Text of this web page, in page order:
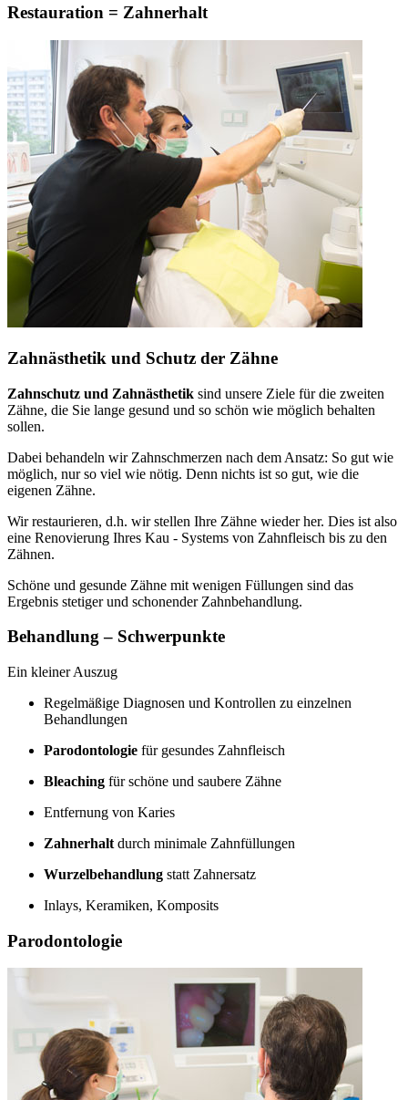
Restauration = Zahnerhalt
Zahnästhetik und Schutz der Zähne
Zahnschutz und Zahnästhetik sind unsere Ziele für die zweiten
Zähne, die Sie lange gesund und so schön wie möglich behalten
sollen.
Dabei behandeln wir Zahnschmerzen nach dem Ansatz: So gut wie
möglich, nur so viel wie nötig. Denn nichts ist so gut, wie die
eigenen Zähne.
Wir restaurieren, d.h. wir stellen Ihre Zähne wieder her. Dies ist also
eine Renovierung Ihres Kau - Systems von Zahnfleisch bis zu den
Zähnen.
Schöne und gesunde Zähne mit wenigen Füllungen sind das
Ergebnis stetiger und schonender Zahnbehandlung.
Behandlung – Schwerpunkte
Ein kleiner Auszug
Regelmäßige Diagnosen und Kontrollen zu einzelnen
Behandlungen
Parodontologie für gesundes Zahnfleisch
Bleaching für schöne und saubere Zähne
Entfernung von Karies
Zahnerhalt durch minimale Zahnfüllungen
Wurzelbehandlung statt Zahnersatz
Inlays, Keramiken, Komposits
Parodontologie